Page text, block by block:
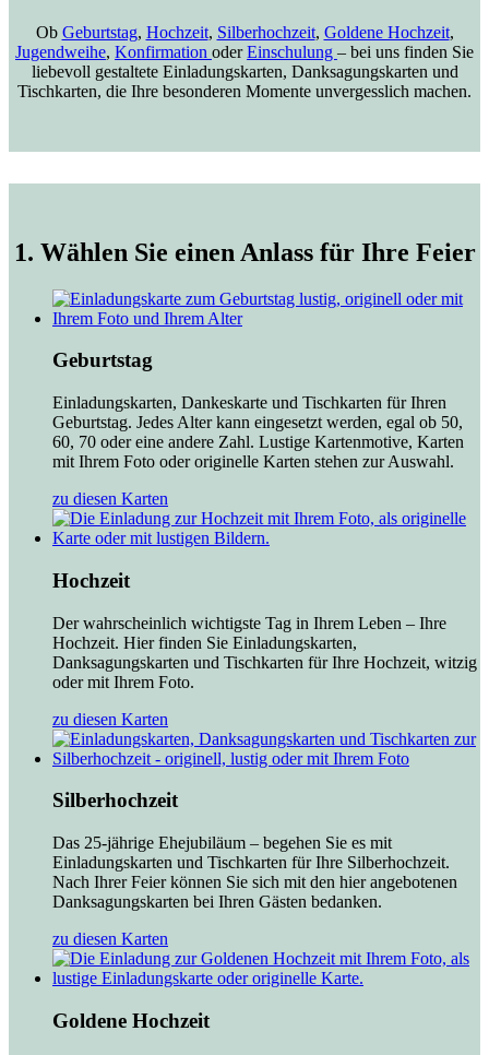
Ob Geburtstag, Hochzeit, Silberhochzeit, Goldene Hochzeit,
Jugendweihe, Konfirmation oderEinschulung – bei uns finden Sie
liebevoll gestaltete Einladungskarten, Danksagungskarten und
Tischkarten, die Ihre besonderen Momente unvergesslich machen.
1. Wählen Sie einen Anlass für Ihre Feier
Geburtstag
Einladungskarten, Dankeskarte und Tischkarten für Ihren
Geburtstag. Jedes Alter kann eingesetzt werden, egal ob 50,
60, 70 oder eine andere Zahl. Lustige Kartenmotive, Karten
mit Ihrem Foto oder originelle Karten stehen zur Auswahl.
zu diesen Karten
Hochzeit
Der wahrscheinlich wichtigste Tag in Ihrem Leben – Ihre
Hochzeit. Hier finden Sie Einladungskarten,
Danksagungskarten und Tischkarten für Ihre Hochzeit, witzig
oder mit Ihrem Foto.
zu diesen Karten
Silberhochzeit
Das 25-jährige Ehejubiläum – begehen Sie es mit
Einladungskarten und Tischkarten für Ihre Silberhochzeit.
Nach Ihrer Feier können Sie sich mit den hier angebotenen
Danksagungskarten bei Ihren Gästen bedanken.
zu diesen Karten
Goldene Hochzeit